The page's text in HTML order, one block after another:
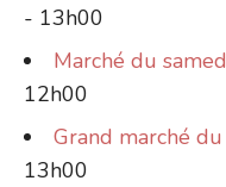
- 13h00
Marché du
12h00
Grand marché
13h00